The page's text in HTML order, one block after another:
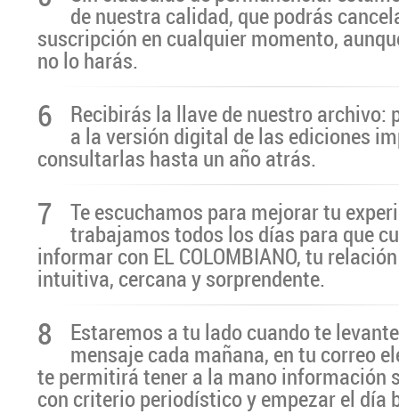
de nuestra calidad, que podrás
suscripción en cualquier momento,
no lo harás.
6 Recibirás la llave de nuestro archivo:
a la versión digital de las ediciones
consultarlas hasta un año atrás.
7 Te escuchamos para mejorar tu
trabajamos todos los días para que
informar con EL COLOMBIANO, tu
intuitiva, cercana y sorprendente.
8 Estaremos a tu lado cuando te
mensaje cada mañana, en tu correo
te permitirá tener a la mano información
con criterio periodístico y empezar el día